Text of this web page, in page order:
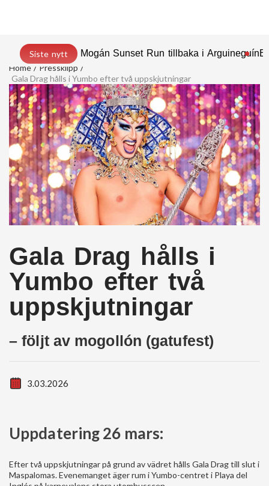
Siste nytt Mogán Sunset Run tillbaka i Arguineguín
Home
Pressklipp
Gala Drag hålls i Yumbo efter två uppskjutningar
Gala Drag hålls i
Yumbo efter två
uppskjutningar
– följt av mogollón (gatufest)
3.03.2026
Uppdatering 26 mars:
Efter två uppskjutningar på grund av vädret hålls Gala Drag till slut i
Maspalomas. Evenemanget äger rum i Yumbo-centret i Playa del